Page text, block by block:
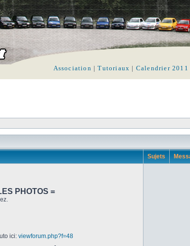
Association |Tutoriaux | Calendrier 2011
Sujets
PHOTOS =
ici: viewforum.php?f=48